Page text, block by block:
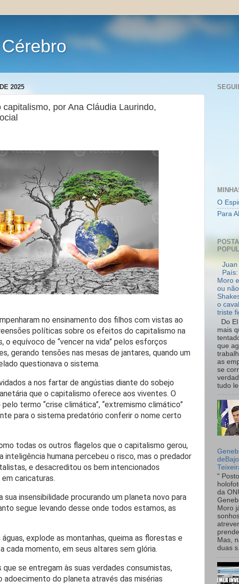
2025
por Ana Cláudia Laurindo,
no ensinamento dos filhos com vistas ao
políticas sobre os efeitos do capitalismo na
o equívoco de “vencer na vida” pelos esforços
gerando tensões nas mesas de jantares, quando um
questionava o sistema.
a nos fartar de angústias diante do sobejo
que o capitalismo oferece aos viventes. O
termo “crise climática”, “extremismo climático”
para o sistema predatório conferir o nome certo
todas os outros flagelos que o capitalismo gerou,
inteligência humana percebeu o risco, mas o predador
e desacreditou os bem intencionados
caricaturas.
insensibilidade procurando um planeta novo para
segue levando desse onde todos estamos, as
explode as montanhas, queima as florestas e
cada momento, em seus altares sem glória.
se entregam às suas verdades consumistas,
adoecimento do planeta através das misérias
O
Para
Juan
Moro
ou
o
triste
Do
mais
que
as
se
tudo
"
da
Moro
Mas,
duas